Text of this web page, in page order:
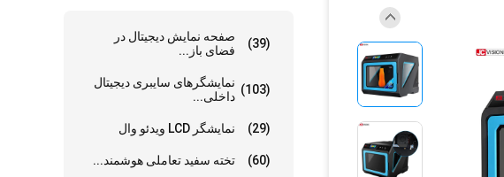
صفحه نمایش دیجیتال در
فضای باز...
(39)
نمایشگرهای سایبری دیجیتال
داخلی...
(103)
نمایشگر LCD ویدئو وال (29)
تخته سفید تعاملی هوشمند... (60)